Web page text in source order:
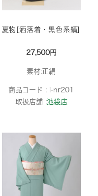
夏物[洒落着・黒色系縞]
27,500円
素材:正絹
商品コード : i-nr201
取扱店舗 :池袋店